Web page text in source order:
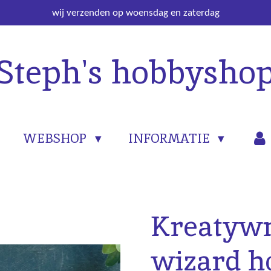
wij verzenden op woensdag en zaterdag
WEBSHOP INFORMATIE
wizard